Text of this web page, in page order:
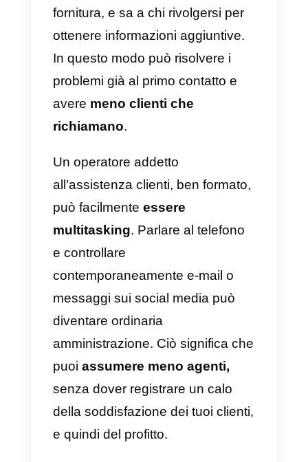
i vantaggi che ne conseguono.
Perché assicurare una
formazione adeguata è
importante per il tuo team?
Unagente di supporto
professionaleconosce alla
perfezione tutte le caratteristiche
del prodotto o servizio
dell’azienda per cui lavora, è
consapevole del processo che
fornitura, e sa a chi rivolgersi per
ottenere informazioni aggiuntive.
In questo modo può risolvere i
problemi già al primo contatto e